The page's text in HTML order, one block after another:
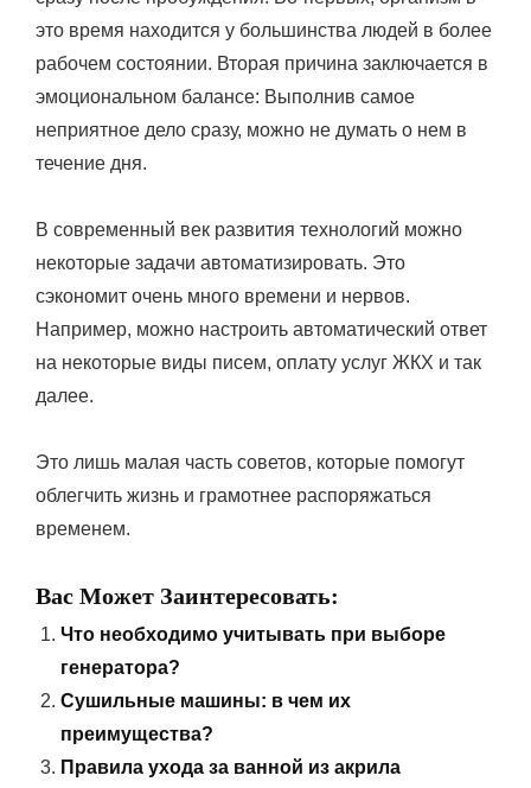
это время находится у большинства людей в более
рабочем состоянии. Вторая причина заключается в
эмоциональном балансе: Выполнив самое
неприятное дело сразу, можно не думать о нем в
течение дня.
В современный век развития технологий можно
некоторые задачи автоматизировать. Это
сэкономит очень много времени и нервов.
Например, можно настроить автоматический ответ
на некоторые виды писем, оплату услуг ЖКХ и так
далее.
Это лишь малая часть советов, которые помогут
облегчить жизнь и грамотнее распоряжаться
временем.
Вас Может Заинтересовать:
Что необходимо учитывать при выборе
генератора?
Сушильные машины: в чем их
преимущества?
Правила ухода за ванной из акрила